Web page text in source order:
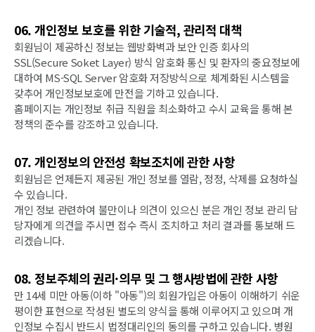
06. 개인정보 보호를 위한 기술적, 관리적 대책
회원님이 제공하신 정보는 웹방화벽과 보안 인증 회사의
SSL(Secure Soket Layer) 방식 암호화 통신 및 환자의 중요정보에
대하여 MS-SQL Server 암호화 저장방식으로 체계화된 시스템을
갖추어 개인정보보호에 만전을 기하고 있습니다.
홈페이지는 개인정보 취급 직원을 최소화하고 수시 교육을 통해 본
정책의 준수를 강조하고 있습니다.
07. 개인정보의 안전성 확보조치에 관한 사항
회원님은 언제든지 제공된 개인 정보를 열람, 정정, 삭제를 요청하실
수 있습니다.
개인 정보 관련하여 불만이나 의견이 있으신 분은 개인 정보 관리 담
당자에게 의견을 주시면 접수 즉시 조치하고 처리 결과를 통보해 드
리겠습니다.
08. 정보주체의 권리·의무 및 그 행사방법에 관한 사항
만 14세 미만 아동(이하 "아동")의 회원가입은 아동이 이해하기 쉬운
평이한 표현으로 작성된 별도의 양식을 통해 이루어지고 있으며 개
인정보 수집시 반드시 법정대리인의 동의를 구하고 있습니다. 병원